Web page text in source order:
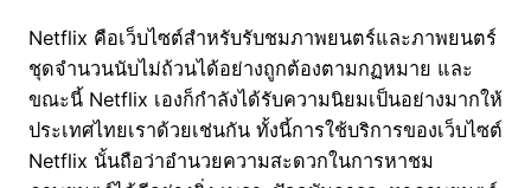
Netflix คือเว็บไซต์สำหรับรับชมภาพยนตร์และภาพยนตร์
ชุดจำนวนนับไม่ถ้วนได้อย่างถูกต้องตามกฏหมาย และ
ขณะนี้ Netflix เองก็กำลังได้รับความนิยมเป็นอย่างมากให้
ประเทศไทยเราด้วยเช่นกัน ทั้งนี้การใช้บริการของเว็บไซต์
Netflix นั้นถือว่าอำนวยความสะดวกในการหาชม